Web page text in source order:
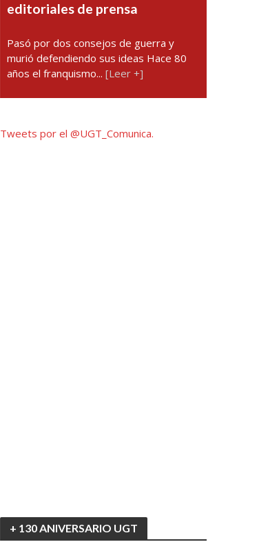
editoriales de prensa
Pasó por dos consejos de guerra y
murió defendiendo sus ideas Hace 80
años el franquismo...[Leer +]
Tweets por el @UGT_Comunica.
+ 130 ANIVERSARIO UGT